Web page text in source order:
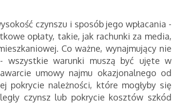
czynszu i sposób jego wpłacania -
opłaty, takie, jak rachunki za media,
Co ważne, wynajmujący nie
wszystkie warunki muszą być ujęte w
umowy najmu okazjonalnego od
pokrycie należności, które mogłyby się
czynsz lub pokrycie kosztów szkód